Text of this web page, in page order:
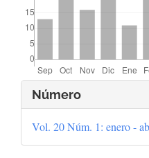
Detalles
del
artículo
Número
Vol. 20 Núm. 1: enero -